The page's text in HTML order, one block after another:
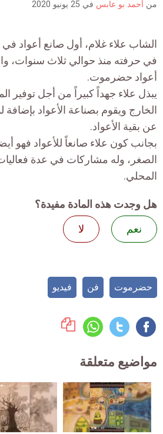
من أحمد بو عابس في 25 يونيو 2020
الشاب علاء غلام، أول صانع أعواد
في حرفته منذ حوالي ثلاث سنوات،
أعواد حضرموت.
يبذل علاء جهداً كبيراً من أجل توفير
الخارج ويقوم بصناعة الأعواد
عن بقية الأعواد.
بجانب كون علاء صانعاً للأعواد فهو
الصغر، وله مشاركات في عدة
المحلي.
هل وجدت هذه المادة مفيدة؟
نعم
لا
حضرموت فن فيديو
مواضيع متعلقة